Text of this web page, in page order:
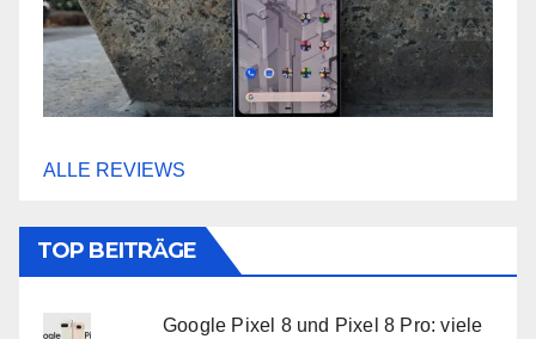
ALLE REVIEWS
TOP BEITRÄGE
Google Pixel 8 und Pixel 8 Pro: viele